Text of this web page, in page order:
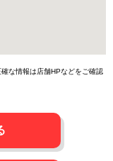
な情報は店舗HPなどをご確認